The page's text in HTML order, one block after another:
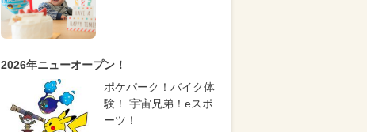
2026年ニューオープン！
ポケパーク！バイク体
験！ 宇宙兄弟！eスポ
ーツ！